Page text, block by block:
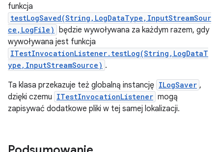
funkcja
testLogSaved(String,LogDataType,InputStreamSour
ce,LogFile) będzie wywoływana za każdym razem, gdy
wywoływana jest funkcja
ITestInvocationListener.testLog(String,LogDataT
ype,InputStreamSource) .
Ta klasa przekazuje też globalną instancję ILogSaver ,
dzięki czemu ITestInvocationListener mogą
zapisywać dodatkowe pliki w tej samej lokalizacji.